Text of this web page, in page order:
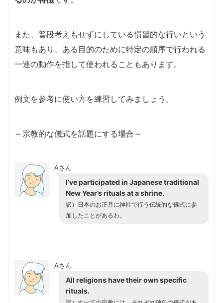
また、普段考えもせずにしている慣習的な行いという
意味もあり、ある目的のために特定の順序で行われる
一連の動作を指して使われることもあります。
例文を参考に使い方を練習してみましょう。
～宗教的な儀式を話題にする場合～
Aさん
I’ve participated in Japanese traditional
New Year’s rituals at a shrine.
訳）日本のお正月に神社で行う伝統的な儀式に参
加したことがあるわ。
Aさん
All religions have their own specific
rituals.